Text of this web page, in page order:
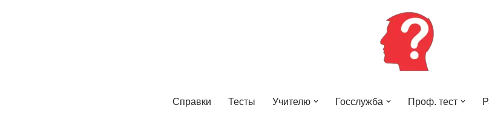
Справки Тесты Учителю Госслужба Проф. тест